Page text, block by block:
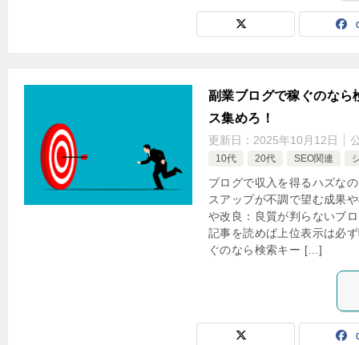
副業ブログで稼ぐのなら
ス集めろ！
更新日： 2025年10月12日
10代 20代 SEO関連
ブログで収入を得るハズな
スアップが不調で望む成果
や改良：良質が判らないブ
記事を読めば上位表示は必
ぐのなら検索キー […]